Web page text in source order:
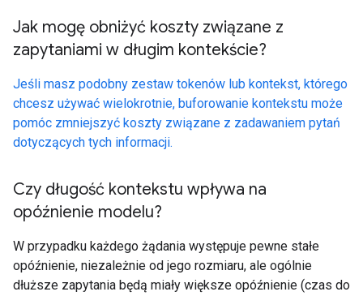
Jak mogę obniżyć koszty związane z
zapytaniami w długim kontekście?
Jeśli masz podobny zestaw tokenów lub kontekst, którego
chcesz używać wielokrotnie, buforowanie kontekstu może
pomóc zmniejszyć koszty związane z zadawaniem pytań
dotyczących tych informacji.
Czy długość kontekstu wpływa na
opóźnienie modelu?
W przypadku każdego żądania występuje pewne stałe
opóźnienie, niezależnie od jego rozmiaru, ale ogólnie
dłuższe zapytania będą miały większe opóźnienie (czas do